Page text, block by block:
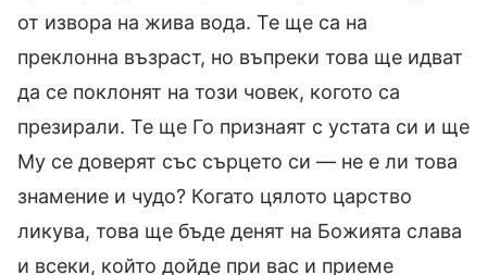
от извора на жива вода. Те ще са на
преклонна възраст, но въпреки това ще идват
да се поклонят на този човек, когото са
презирали. Те ще Го признаят с устата си и ще
Му се доверят със сърцето си — не е ли това
знамение и чудо? Когато цялото царство
ликува, това ще бъде денят на Божията слава
и всеки, който дойде при вас и приеме